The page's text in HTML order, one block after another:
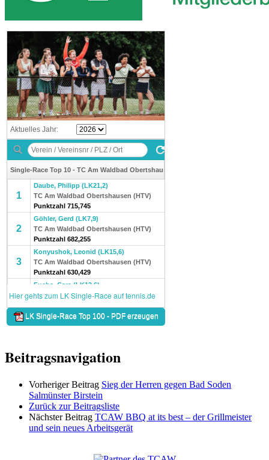
Beitragsnavigation
Vorheriger Beitrag Sieg der Herren gegen Bad Soden
Salmünster Birstein
Zurück zur Beitragsliste
Nächster Beitrag TCAW BBQ at its best – der Grillmeister
und sein neues Arbeitsgerät